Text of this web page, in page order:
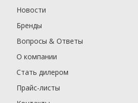
Новости
Бренды
Вопросы & Ответы
О компании
Стать дилером
Прайс-листы